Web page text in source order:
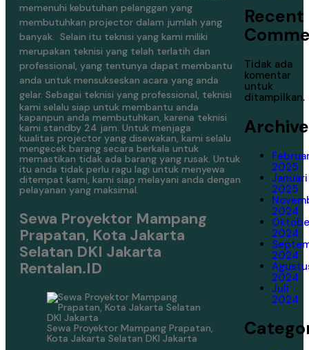
memenuhi kebutuhan pelanggan yang
membutuhkan projector dalam jumlah yang
banyak. Selain itu teknisi yang kami miliki
merupakan teknisi yang telah terlatih dan
professional, yang tentunya dapat membantu
anda untuk mensukseskan acara yang anda
gelar. Sebagai teknisi yang professional, teknisi
kami selalu siap untuk membantu anda
kapanpun anda membutuhkan, karena teknisi
kami standby 24 jam. Untuk menjaga
kualitas projector yang disewakan, kami selalu
mengecek barang secara berkala untuk
memastikan tidak ada barang yang rusak. Untuk
itu anda tidak perlu ragu lagi untuk menyewa
ditempat kami, kami siap melayani anda dengan
pelayanan yang maksimal.
Sewa Proyektor Mampang
Prapatan, Kota Jakarta
Selatan DKI Jakarta
Rentalan.ID
Sewa Proyektor Mampang Prapatan,
Kota Jakarta Selatan DKI Jakarta
Recent
Tidak ada
komentar
untuk
ditampilkan.
2025
Januari
2025
2024
2024
2024
2024
Juli
2024